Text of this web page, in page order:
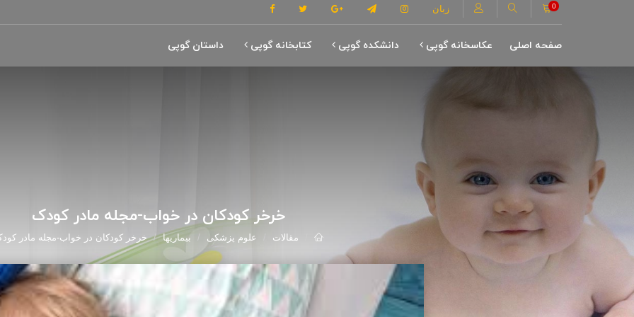
زبان 0
صفحه اصلی عکاسخانه گوپی دانشکده گوپی کتابخانه گوپی داستان گوپی
خرخر کودکان در خواب-مجله مادر کودک
مقالات علوم پزشکی بیماریها خرخر کودکان در خواب-مجله مادر